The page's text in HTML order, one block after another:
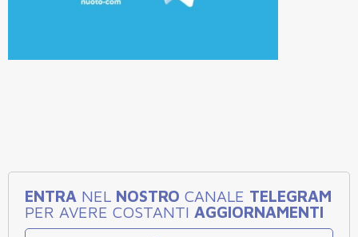
ENTRA NEL NOSTRO CANALE TELEGRAM
PER AVERE COSTANTI AGGIORNAMENTI